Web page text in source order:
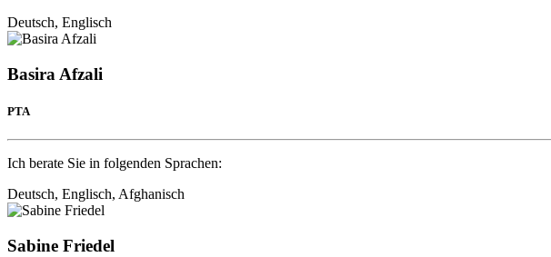
Deutsch, Englisch
Basira Afzali
PTA
Ich berate Sie in folgenden Sprachen:
Deutsch, Englisch, Afghanisch
Sabine Friedel